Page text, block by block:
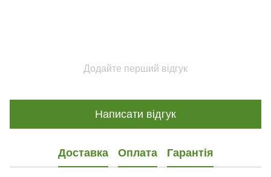
Додайте перший відгук
Написати відгук
Доставка Оплата Гарантія